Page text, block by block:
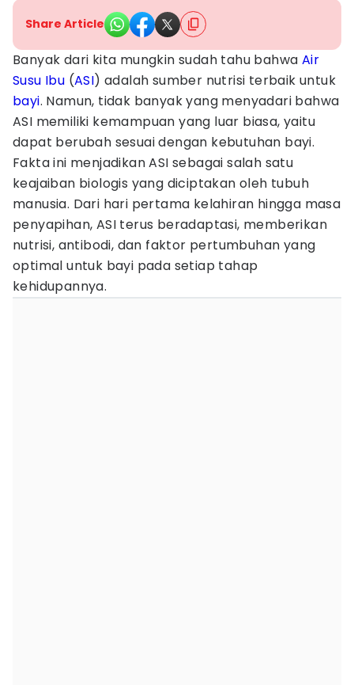
Share Article
Banyak dari kita mungkin sudah tahu bahwa Air
Susu Ibu (ASI) adalah sumber nutrisi terbaik untuk
bayi. Namun, tidak banyak yang menyadari bahwa
ASI memiliki kemampuan yang luar biasa, yaitu
dapat berubah sesuai dengan kebutuhan bayi.
Fakta ini menjadikan ASI sebagai salah satu
keajaiban biologis yang diciptakan oleh tubuh
manusia. Dari hari pertama kelahiran hingga masa
penyapihan, ASI terus beradaptasi, memberikan
nutrisi, antibodi, dan faktor pertumbuhan yang
optimal untuk bayi pada setiap tahap
kehidupannya.